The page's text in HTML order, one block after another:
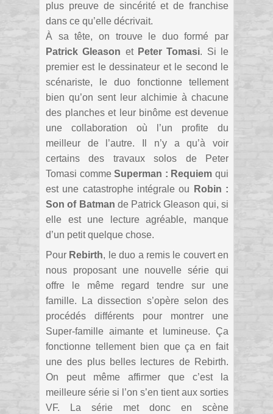
plus preuve de sincérité et de franchise
dans ce qu’elle décrivait.
À sa tête, on trouve le duo formé par
Patrick Gleason et Peter Tomasi. Si le
premier est le dessinateur et le second le
scénariste, le duo fonctionne tellement
bien qu’on sent leur alchimie à chacune
des planches et leur binôme est devenue
une collaboration où l’un profite du
meilleur de l’autre. Il n’y a qu’à voir
certains des travaux solos de Peter
Tomasi commeSuperman : Requiem qui
est une catastrophe intégrale ou
Robin :
Son of Batman de Patrick Gleason qui, si
elle est une lecture agréable, manque
d’un petit quelque chose.
Pour Rebirth, le duo a remis le couvert en
nous proposant une nouvelle série qui
offre le même regard tendre sur une
famille. La dissection s’opère selon des
procédés différents pour montrer une
Super-famille aimante et lumineuse. Ça
fonctionne tellement bien que ça en fait
une des plus belles lectures de Rebirth.
On peut même affirmer que c’est la
meilleure série si l’on s’en tient aux sorties
VF. La série met donc en scène